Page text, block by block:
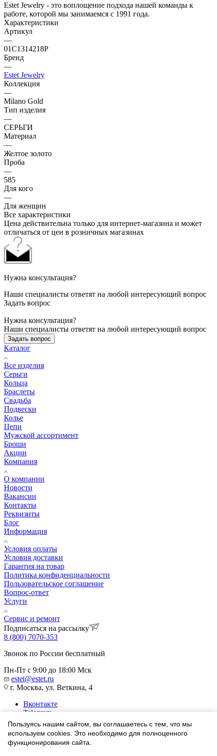
Estet Jewelry - это воплощение подхода нашей команды к
работе, которой мы занимаемся с 1991 года.
Характеристики
Артикул
—
01С1314218Р
Бренд
—
Estet Jewelry
Коллекция
—
Milano Gold
Тип изделия
—
СЕРЬГИ
Материал
—
Желтое золото
Проба
—
585
Для кого
—
Для женщин
Все характеристики
Цена действительна только для интернет-магазина и может
отличаться от цен в розничных магазинах
Нужна консультация?
Наши специалисты ответят на любой интересующий вопрос
Задать вопрос
Нужна консультация?
Наши специалисты ответят на любой интересующий вопрос
Задать вопрос
Каталог
Все изделия
Серьги
Кольца
Браслеты
Свадьба
Подвески
Колье
Цепи
Мужской ассортимент
Броши
Акции
Компания
О компании
Новости
Вакансии
Контакты
Реквизиты
Блог
Информация
Условия оплаты
Условия доставки
Гарантия на товар
Политика конфиденциальности
Пользовательское соглашение
Вопрос-ответ
Услуги
Сервис и ремонт
Подписаться на рассылку
8 (800) 7070-353
Звонок по России бесплатный
Пн-Пт с 9:00 до 18:00 Мск
estet@estet.ru
г. Москва, ул. Веткина, 4
Вконтакте
Telegram
Одноклассники
WhatsApp
1991-2026 © Ювелирный Дом ЭСТЕТ
Пользуясь нашим сайтом, вы соглашаетесь с тем, что мы
используем cookies. Это необходимо для полноценного
функционирования сайта.